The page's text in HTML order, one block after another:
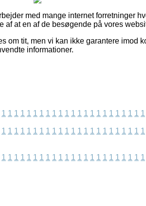
med mange internet forretninger
at en af de besøgende på vores
om tit, men vi kan ikke garantere imod
informationer.
1 1 1 1 1 1 1 1 1 1 1 1 1 1 1 1 1 1 1 1 1 1 1
1 1 1 1 1 1 1 1 1 1 1 1 1 1 1 1 1 1 1 1 1 1 1
1 1 1 1 1 1 1 1 1 1 1 1 1 1 1 1 1 1 1 1 1 1 1